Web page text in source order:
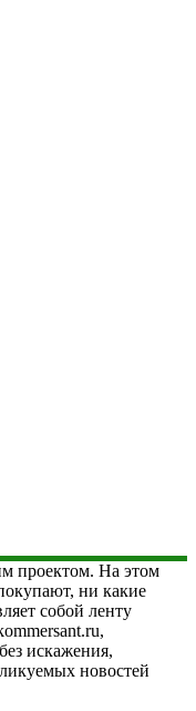
проектом. На этом
ни какие
собой ленту
искажения,
новостей